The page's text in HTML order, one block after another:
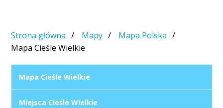
Strona główna Mapy
Mapa Polska
Mapa Cieśle Wielkie
Mapa Cieśle Wielkie
Miejsca Cieśle Wielkie